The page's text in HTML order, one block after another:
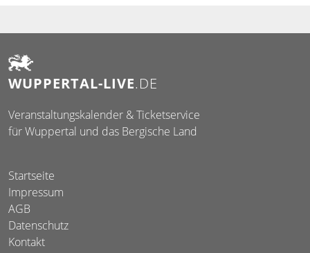
WUPPERTAL-LIVE.DE
Veranstaltungskalender & Ticketservice
für Wuppertal und das Bergische Land
Startseite
Impressum
AGB
Datenschutz
Kontakt